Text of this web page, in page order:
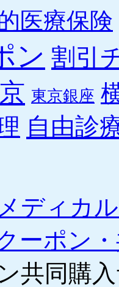
医療保険
ン 割引
東京銀座
自由診
ディカ
ーポン
共同購